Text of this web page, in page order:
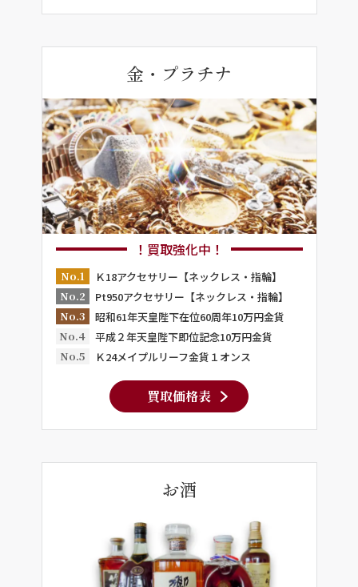
金・プラチナ
！買取強化中！
No.1
Ｋ18アクセサリー【ネックレス・指輪】
No.2
Pt950アクセサリー【ネックレス・指輪】
No.3
昭和61年天皇陛下在位60周年10万円金貨
No.4
平成２年天皇陛下即位記念10万円金貨
No.5
Ｋ24メイプルリーフ金貨１オンス
買取価格表
お酒